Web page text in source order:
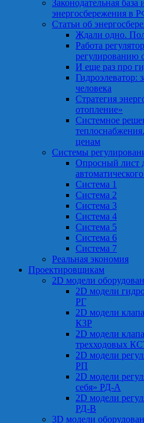
Законодательная
энергосбережения в
Статьи об
Ждали одно.
Работа
регулированию
И еще раз про
Гидроэлеватор:
человека
Стратегия
отопление»
Системное
ценам
Системы
Опросный лист
Система 1
Система 2
Система 3
Система 4
Система 5
Система 6
Система 7
Реальная экономия
Проектировщикам
2D модели
2D модели
РГ
2D модели
КЗР
2D модели
трехходовых
2D модели
РП
2D модели
себя» РД-А
2D модели
РД-В
3D модели